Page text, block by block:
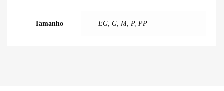
Tamanho EG, G, M, P, PP